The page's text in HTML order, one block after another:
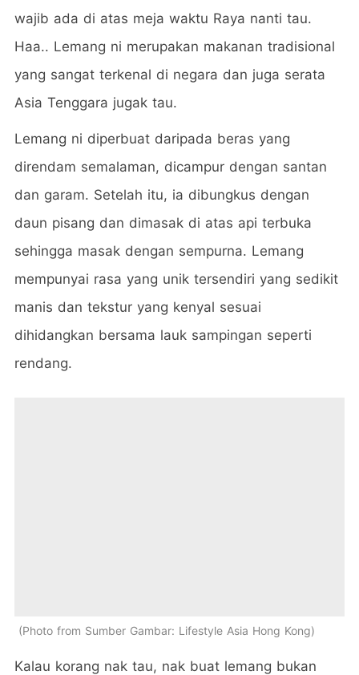
wajib ada di atas meja waktu Raya nanti tau.
Haa.. Lemang ni merupakan makanan tradisional
yang sangat terkenal di negara dan juga serata
Asia Tenggara jugak tau.
Lemang ni diperbuat daripada beras yang
direndam semalaman, dicampur dengan santan
dan garam. Setelah itu, ia dibungkus dengan
daun pisang dan dimasak di atas api terbuka
sehingga masak dengan sempurna. Lemang
mempunyai rasa yang unik tersendiri yang sedikit
manis dan tekstur yang kenyal sesuai
dihidangkan bersama lauk sampingan seperti
rendang.
Photo from Sumber Gambar: Lifestyle Asia Hong Kong
Kalau korang nak tau, nak buat lemang bukan